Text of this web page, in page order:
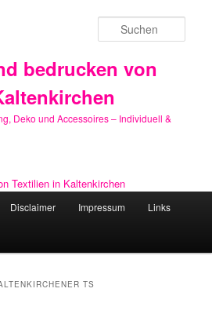
bedrucken von
Deko und Accessoires – Individuell &
Disclaimer Impressum Links
TS